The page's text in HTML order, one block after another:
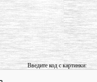
Введите код с картинки: